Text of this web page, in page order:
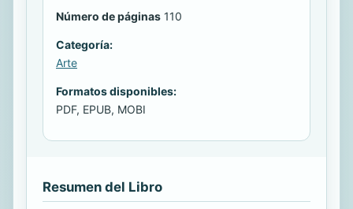
Número de páginas 110
Categoría:
Arte
Formatos disponibles:
PDF, EPUB, MOBI
Resumen del Libro